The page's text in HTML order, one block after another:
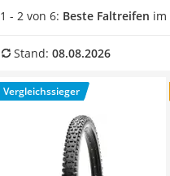
Nachtsichtgerät
Handgepäck-Koffer
Wanderschuhe Herren
Sicherheitsweste Reiten
Faltreifen eignet sich für
Preissegment eingesetzt.
jetzt einen Reifen mit hochwertigem Karkassengewebe aus
unserem Faltreifen-
August 2026 besonders das
mit seinen Eigenschaften.
1 - 2 von 6: Beste Faltreifen im
Stand: 08.08.2026
Vergleichssieger